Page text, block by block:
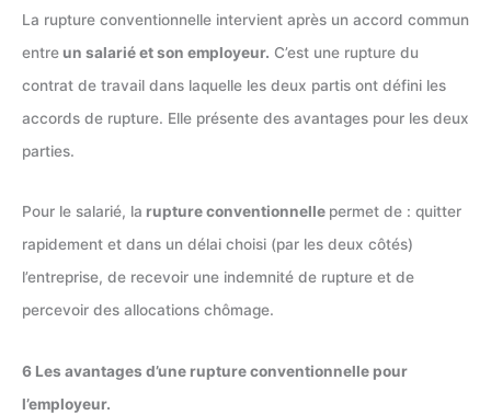
La rupture conventionnelle intervient après un accord commun
entre un salarié et son employeur. C’est une rupture du
contrat de travail dans laquelle les deux partis ont défini les
accords de rupture. Elle présente des avantages pour les deux
parties.
Pour le salarié, la rupture conventionnelle permet de : quitter
rapidement et dans un délai choisi (par les deux côtés)
l’entreprise, de recevoir une indemnité de rupture et de
percevoir des allocations chômage.
6 Les avantages d’une rupture conventionnelle pour
l’employeur.